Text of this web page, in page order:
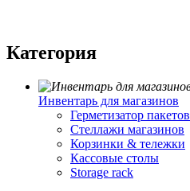
Категория
Инвентарь для магазинов
Герметизатор пакетов
Стеллажи магазинов
Корзинки & тележки
Кассовые столы
Storage rack